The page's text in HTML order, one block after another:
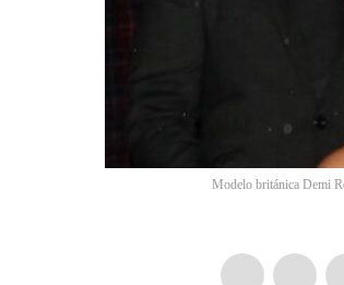
Modelo británica Demi